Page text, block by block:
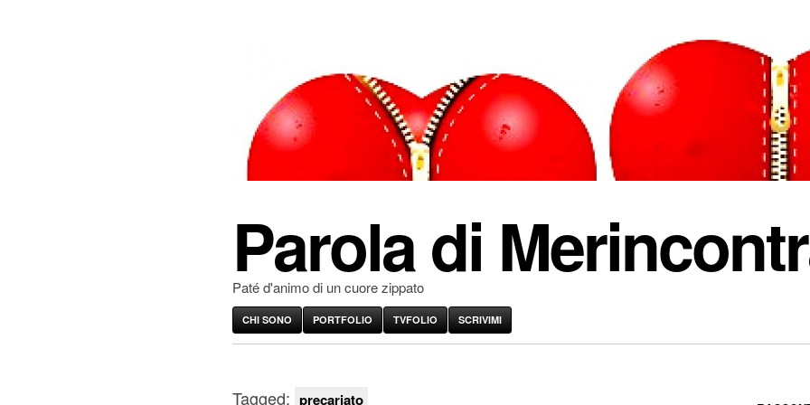
Parola di
Paté d'animo di un cuore zippato
CHI SONO PORTFOLIO TVFOLIO SCRIVIMI
Tagged: precariato